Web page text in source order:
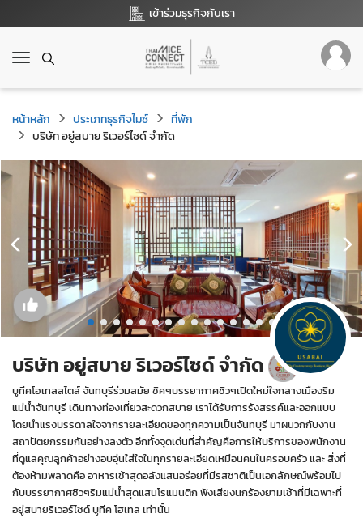
เข้าร่วมธุรกิจกับเรา
T
g
g
l
e
n
n
หน้าหลัก ประเภทธุรกิจไมซ์
ที่พัก
บริษัท อยู่สบาย ริเวอร์ไซด์ จำกัด
บริษัท อยู่สบาย ริเวอร์ไซด์ จำกัด
บูทีคโฮเทลสไตล์ จันทบุรีร่วมสมัย ชิคๆบรรยากาศชิวๆเปิดใหม่ใจกลางเมืองริม
แม่น้ำจันทบุรี เดินทางท่องเที่ยวสะดวกสบาย เราได้รับการรังสรรค์และออกแบบ
โดยนำแรงบรรดาลใจจากรายละเอียดของทุกความเป็นจันทบุรี มาผนวกกับงาน
สถาปัตยกรรมกันอย่างลงตัว อีกทั้งจุดเด่นที่สำคัญคือการให้บริการของพนักงาน
ที่ดูแลคุณลูกค้าอย่างอบอุ่นใส่ใจในทุกรายละเอียดเหมือนคนในครอบครัว และ สิ่งที่
ต้องห้ามพลาดคือ อาหารเช้าสุดอลังแสนอร่อยที่มีรสชาติเป็นเอกลักษณ์พร้อมไป
กับบรรยากาศชิวๆริมแม่น้ำสุดแสนโรแมนติก ฟังเสียงนกร้องยามเช้าที่มีเฉพาะที่
อยู่สบายริเวอร์ไซด์ บูทีค โฮเทล เท่านั้น